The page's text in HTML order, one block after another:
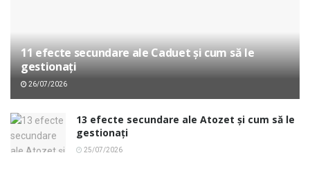
11 efecte secundare ale Caduet și cum să le
gestionați
26/07/2026
13 efecte secundare ale Atozet și cum să le
gestionați
25/07/2026